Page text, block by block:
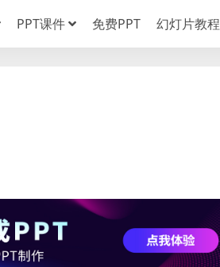
PPT课件 免费PPT 幻灯片教程